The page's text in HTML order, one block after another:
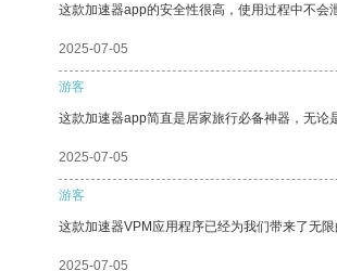
这款加速器app的安全性很高，使用过程中不会
2025-07-05
游客
这款加速器app简直是居家旅行必备神器，无论
2025-07-05
游客
这款加速器VPM应用程序已经为我们带来了无限
2025-07-05